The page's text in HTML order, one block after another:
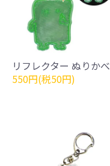
リフレクター ぬりかべ
550円(税50円)